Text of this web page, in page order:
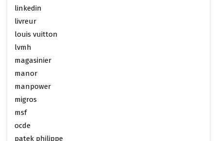
linkedin
livreur
louis vuitton
lvmh
magasinier
manor
manpower
migros
msf
ocde
patek philippe